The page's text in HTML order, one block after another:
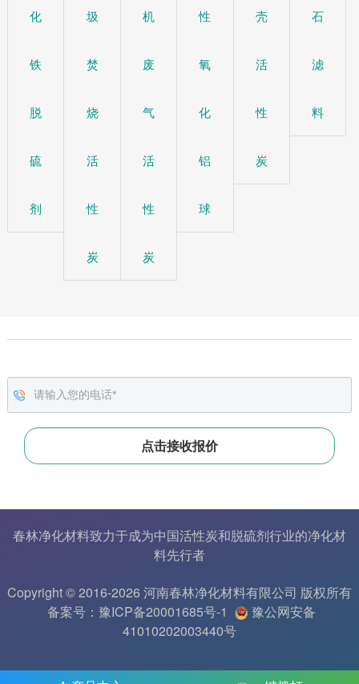
化
铁
脱
硫
剂
圾
焚
烧
活
性
炭
机
废
气
活
性
炭
性
氧
化
铝
球
壳
活
性
炭
石
滤
料
春林净化材料致力于成为中国活性炭和脱硫剂行业的净化材
料先行者
Copyright © 2016-2026 河南春林净化材料有限公司 版权所有
备案号：豫ICP备20001685号-1
豫公网安备
41010202003440号